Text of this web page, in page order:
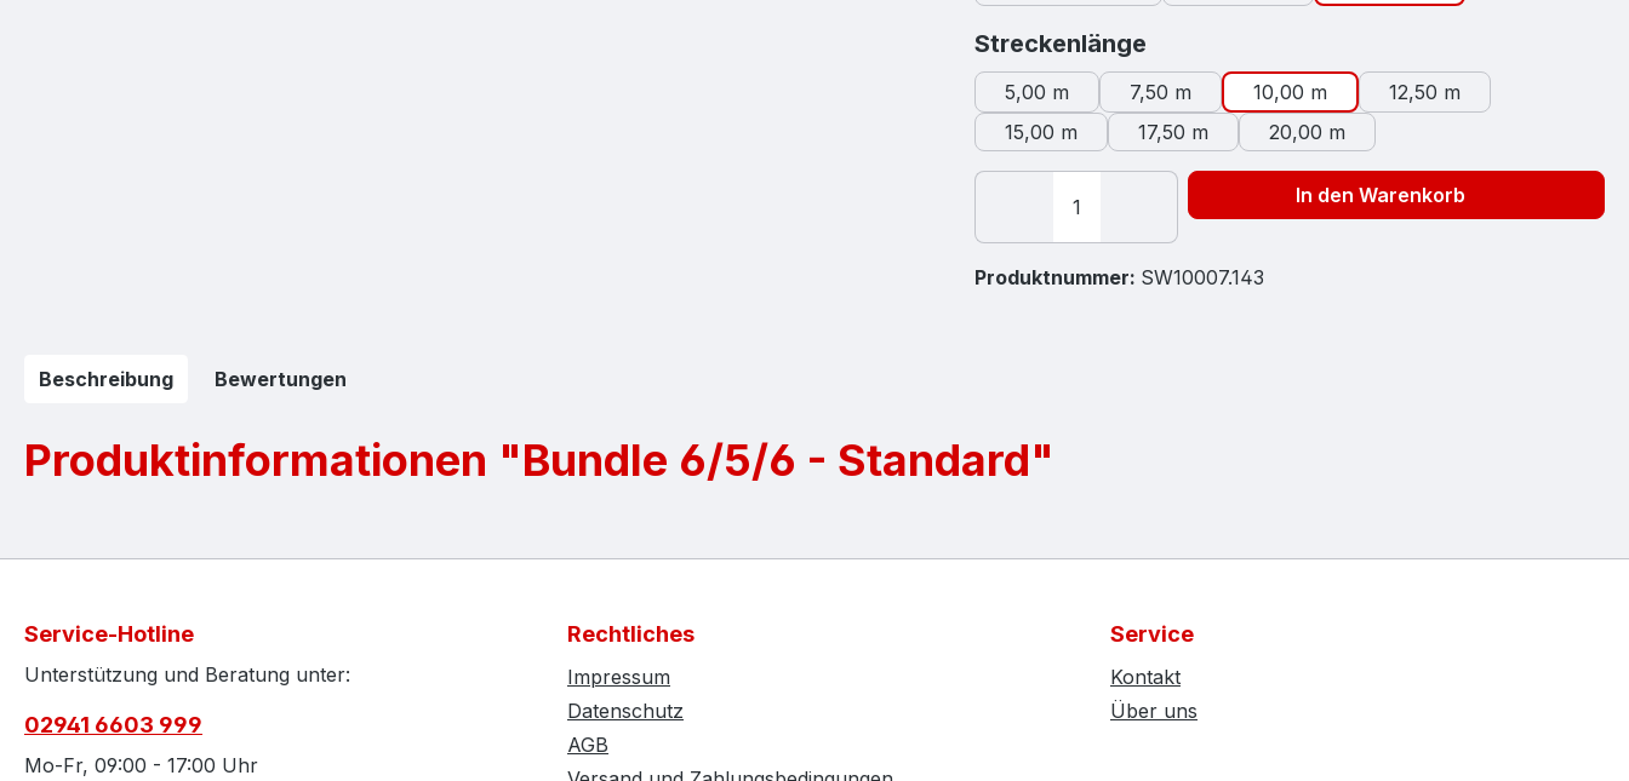
Streckenlänge
5,00 m 7,50 m 10,00 m
12,50 m
15,00 m
17,50 m 20,00 m
In den Warenkorb
Produktnummer: SW10007.143
Beschreibung Bewertungen
Produktinformationen "Bundle 6/5/6 - Standard"
Service-Hotline
Unterstützung und Beratung unter:
02941 6603 999
Mo-Fr, 09:00 - 17:00 Uhr
Rechtliches
Impressum
Datenschutz
AGB
Service
Kontakt
Über uns